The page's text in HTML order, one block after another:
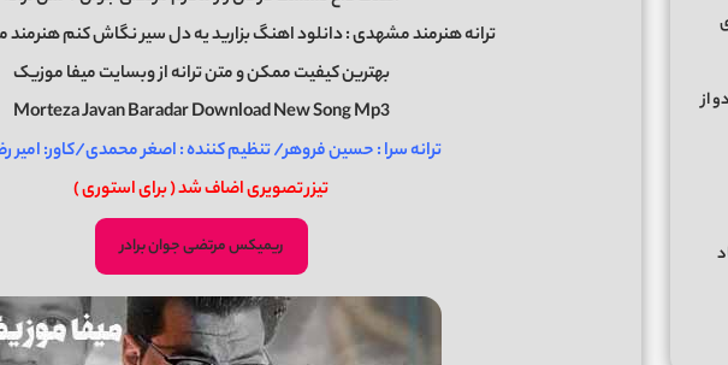
ترانه هنرمند مشهدی : دانلود اهنگ بزارید یه دل سیر نگاش کنم هنرمند
بهترین کیفیت ممکن و متن ترانه از وبسایت میفا موزیک
Morteza Javan Baradar Download New Song Mp3
ترانه سرا : حسین فروهر/ تنظیم کننده : اصغر محمدی/کاور: امیر
تیزر تصویری اضاف شد ( برای استوری )
ریمیکس مرتضی جوان برادر
از